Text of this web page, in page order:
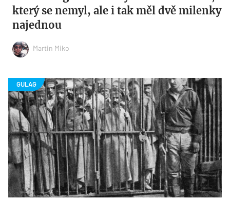
který se nemyl, ale i tak měl dvě milenky
najednou
Martin Miko